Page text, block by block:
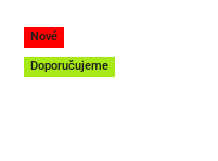
Nové
Doporučujeme